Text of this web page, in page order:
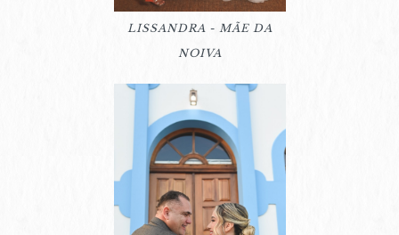
LISSANDRA - MÃE DA
NOIVA